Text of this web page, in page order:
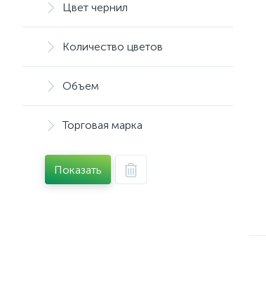
Тушь
Тушь акриловая
Футляр для печати
Штемпельные краски
Штемпельные подушки
Цвет чернил
Количество цветов
Объем
Торговая марка
Показать